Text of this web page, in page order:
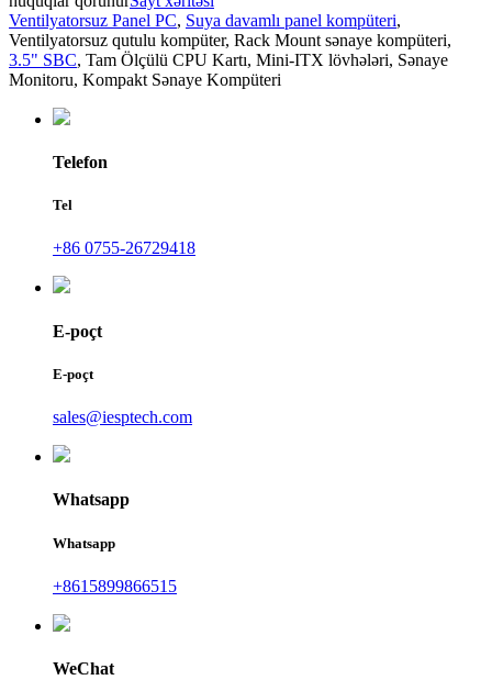
Ventilyatorsuz Panel PC, Suya davamlı panel kompüteri,
Ventilyatorsuz qutulu kompüter, Rack Mount sənaye kompüteri,
3.5" SBC, Tam Ölçülü CPU Kartı, Mini-ITX lövhələri, Sənaye
Monitoru, Kompakt Sənaye Kompüteri
Telefon
Tel
+86 0755-26729418
E-poçt
E-poçt
sales@iesptech.com
Whatsapp
Whatsapp
+8615899866515
WeChat